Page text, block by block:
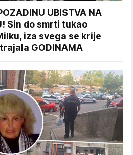
UBISTVA NA
Sin do smrti tukao
iza svega se krije
GODINAMA